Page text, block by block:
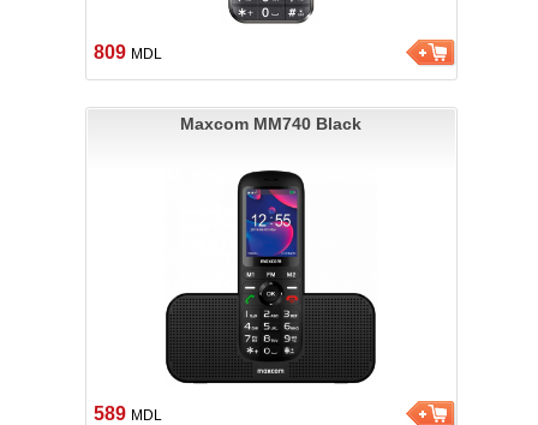
809 MDL
Maxcom MM740 Black
589 MDL